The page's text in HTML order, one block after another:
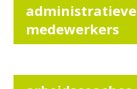
administratieve
medewerkers